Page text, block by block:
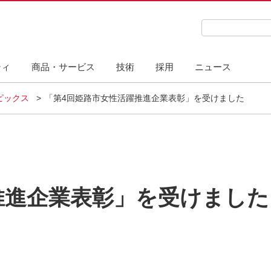
商品・サービス 技術 採用 ニュース
検索キーワード
ックス 「第4回姫路市女性活躍推進企業表彰」を受けました
企業表彰」を受けました